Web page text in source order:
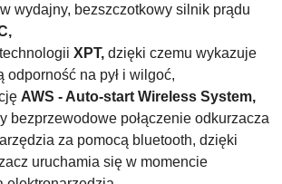
wydajny, bezszczotkowy silnik prądu
XPT, dzięki czemu wykazuje
odporność na pył i wilgoć,
AWS - Auto-start Wireless System,
bezprzewodowe połączenie odkurzacza
za pomocą bluetooth, dzięki
uruchamia się w momencie